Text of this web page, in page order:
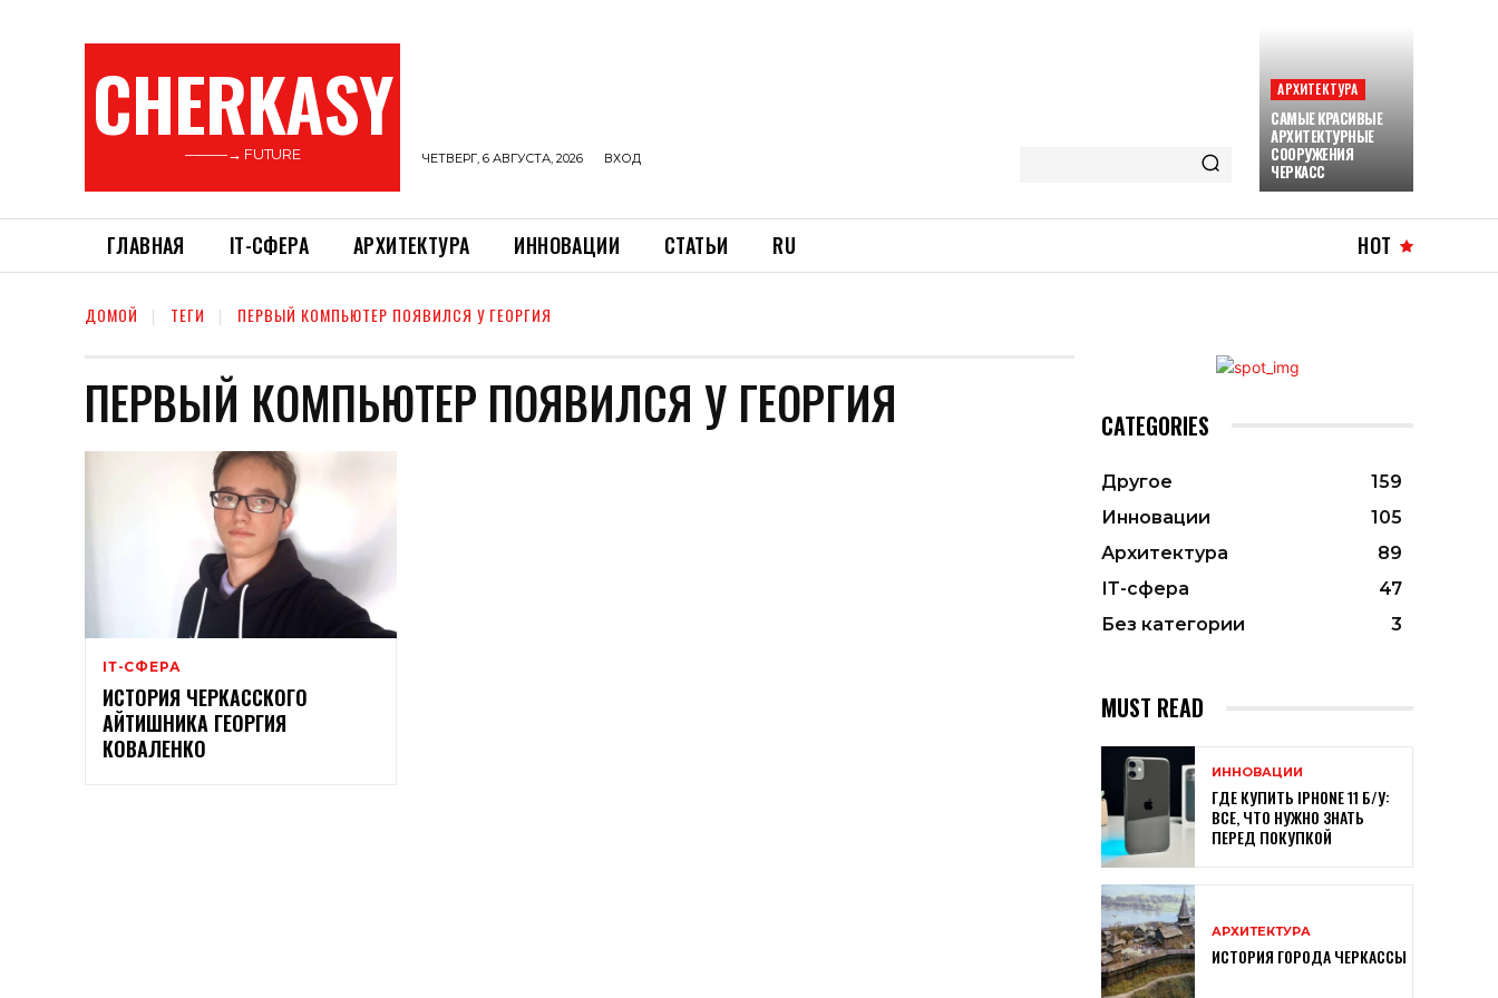
CHERKASY
———→ FUTURE ЧЕТВЕРГ, 6 АВГУСТА, 2026 ВХОД
АРХИТЕКТУРА
САМЫЕ КРАСИВЫЕ
АРХИТЕКТУРНЫЕ
СООРУЖЕНИЯ
ЧЕРКАСС
ГЛАВНАЯ ІТ-СФЕРА АРХИТЕКТУРА ИННОВАЦИИ СТАТЬИ RU HOT
ДОМОЙ ТЕГИ ПЕРВЫЙ КОМПЬЮТЕР ПОЯВИЛСЯ У ГЕОРГИЯ
ПЕРВЫЙ КОМПЬЮТЕР ПОЯВИЛСЯ У ГЕОРГИЯ
ІТ-СФЕРА
ИСТОРИЯ ЧЕРКАССКОГО
АЙТИШНИКА ГЕОРГИЯ
КОВАЛЕНКО
CATEGORIES
Другое
159
Инновации
105
Архитектура
89
ІТ-сфера
47
Без категории
3
MUST READ
ИННОВАЦИИ
ГДЕ КУПИТЬ IPHONE 11 Б/У:
ВСЕ, ЧТО НУЖНО ЗНАТЬ
ПЕРЕД ПОКУПКОЙ
АРХИТЕКТУРА
ИСТОРИЯ ГОРОДА ЧЕРКАССЫ